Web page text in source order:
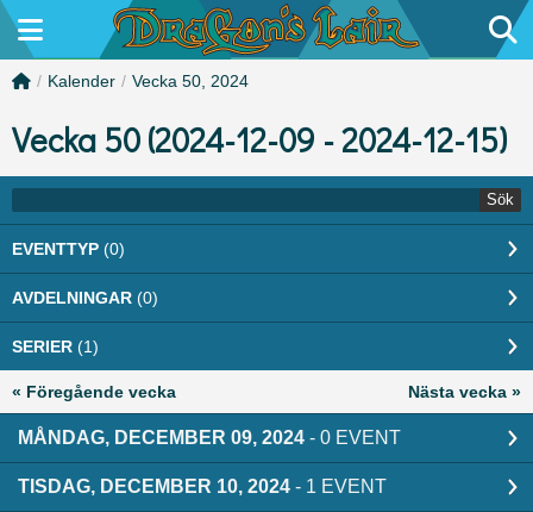
/ Kalender / Vecka 50, 2024
Vecka 50 (2024-12-09 - 2024-12-15)
Sök
EVENTTYP (0)
AVDELNINGAR (0)
SERIER (1)
« Föregående vecka Nästa vecka »
MÅNDAG, DECEMBER 09, 2024 - 0 EVENT
TISDAG, DECEMBER 10, 2024 - 1 EVENT